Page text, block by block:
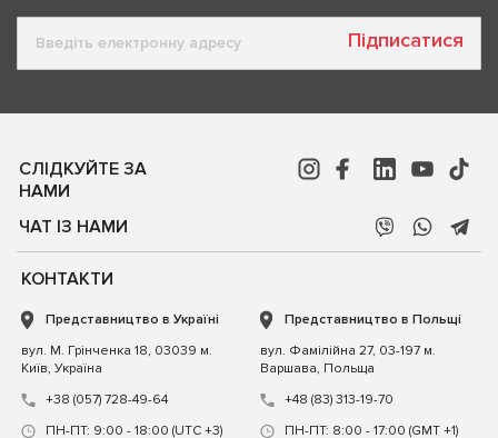
Підписатися
СЛІДКУЙТЕ ЗА
НАМИ
ЧАТ ІЗ НАМИ
КОНТАКТИ
Представництво в Україні
вул. М. Грінченка 18, 03039 м.
Київ, Україна
+38 (057) 728-49-64
ПН-ПТ: 9:00 - 18:00 (UTC +3)
Представництво в Польщі
вул. Фамілійна 27, 03-197 м.
Варшава, Польща
+48 (83) 313-19-70
ПН-ПТ: 8:00 - 17:00 (GMT +1)